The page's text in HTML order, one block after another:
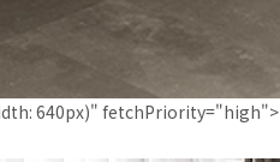
640px)" fetchPriority="high">